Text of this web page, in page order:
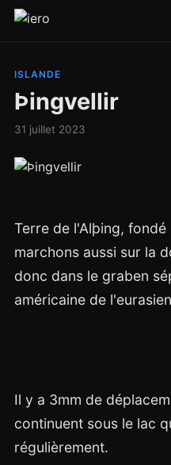
Congo
Hasard
ISLANDE
Þingvellir
31 juillet 2023
Terre de l'Alþing, fondé
marchons aussi sur la
donc dans le graben
américaine de
Il y a 3mm de
continuent sous le lac
régulièrement.